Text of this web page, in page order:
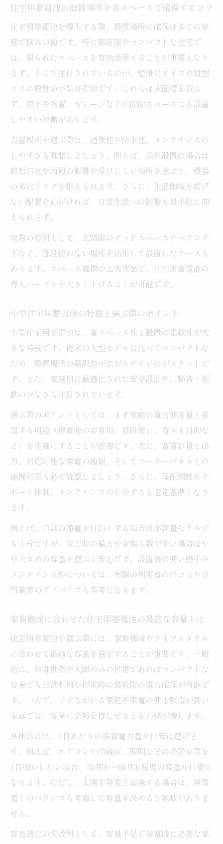
を守る方法
住宅に最適なコンパクト蓄電池活用術
コンパクト住宅用蓄電池の効果的な活用ア
イデア
小型住宅用蓄電池を普段使いするメリット
えを実現
住宅用蓄電池とポータブル型の併用活用の
小型住宅用蓄電池がもたらす日常の安心感
小型住宅用蓄電池で突然の停電にも慌てな
住宅用蓄電池導入で家族の安心を守るポイ
住宅用蓄電池利用で普段使いの安心感を高
小型住宅用蓄電池が実現する快適なライフ
スタイル
住宅用蓄電池で備える災害時の電力確保方
法
ポータブル型住宅用蓄電池の新しい可能性
ポータブル住宅用蓄電池の特徴と活用シー
ン
住宅用蓄電池を持ち運んで使うメリットと
は
住宅用蓄電池とポータブル電源の違いを徹
底解説
ソーラー対応の住宅用蓄電池で自家発電を
ポータブル蓄電池の導入で日常生活がもっ
と便利に
家庭用蓄電池をスマートに導入するポイント
住宅用蓄電池を賢く選ぶための比較ポイン
ト
家庭用蓄電池の導入で得られる節約効果と
住宅用蓄電池の設置費用と導入後の実用性
を解説
住宅用蓄電池の長期利用を見据えた選び方
住宅用蓄電池はどんな家庭におすすめか
住宅空間に調和する蓄電池の設置アイデア
住宅用蓄電池を空間デザインに自然に取り
入れる方法
小型住宅用蓄電池の設置でインテリアを損
なわない工夫
住宅用蓄電池を省スペースで美しく配置す
住宅用蓄電池の設置場所を選ぶ際の注意点
住宅用蓄電池の設置場所を省スペースで確保するコツ
住宅用蓄電池を導入する際、設置場所の確保は多くの家
庭で悩みの種です。特に都市部やコンパクトな住宅で
は、限られたスペースを有効活用することが重要となり
ます。そこで注目されているのが、壁掛けタイプや縦型
スリム設計の小型蓄電池です。これらは床面積を取ら
ず、廊下や物置、ガレージなどの隙間スペースにも設置
しやすい特徴があります。
設置場所を選ぶ際は、通気性や防水性、メンテナンスの
しやすさも確認しましょう。例えば、屋外設置の場合は
直射日光や雨風の影響を受けにくい場所を選ぶと、機器
の劣化リスクを抑えられます。さらに、生活動線を妨げ
ない配置を心がければ、日常生活への影響も最小限に抑
えられます。
実際の事例として、玄関脇のデッドスペースやベランダ
下など、普段使わない場所を活用して設置したケースも
あります。スペース確保の工夫次第で、住宅用蓄電池の
導入ハードルを大きく下げることが可能です。
小型住宅用蓄電池の特徴と選ぶ際のポイント
小型住宅用蓄電池は、省スペース性と設置の柔軟性が大
きな特長です。従来の大型モデルに比べてコンパクトな
ため、設置場所の選択肢が広がりやすいのがメリットで
す。また、家庭用に最適化された安全設計や、騒音・振
動の少なさも注目されています。
選ぶ際のポイントとしては、まず家庭の電力使用量と希
望する用途（停電時の非常用、普段使い、省エネ目的な
ど）を明確にすることが重要です。次に、蓄電容量と出
力、対応可能な家電の種類、そしてソーラーパネルとの
連携可否も必ず確認しましょう。さらに、保証期間やサ
ポート体制、メンテナンスのしやすさも選定基準となり
ます。
例えば、日常の節電を目的とする場合は小容量モデルで
も十分ですが、災害時の備えや家族人数が多い場合はや
や大きめの容量を選ぶと安心です。設置後の使い勝手や
メンテナンス性については、実際の利用者の口コミや専
門業者のアドバイスも参考になります。
家族構成に合わせた住宅用蓄電池の最適な容量とは
住宅用蓄電池を選ぶ際には、家族構成やライフスタイル
に合わせて最適な容量を選定することが重要です。一般
的に、単身世帯や夫婦のみの世帯であればコンパクトな
容量でも日常利用や停電時の最低限の電力確保が可能で
す。一方で、子どもがいる家庭や家電の使用頻度が高い
家庭では、容量に余裕を持たせると安心感が増します。
具体的には、1日あたりの消費電力量を目安に選びま
す。例えば、エアコンや冷蔵庫、照明などの必需家電を
1日動かしたい場合、3kWh〜6kWh程度の容量が目安と
なります。ただし、太陽光発電と連携する場合は、発電
量とのバランスも考慮して容量を決めると無駄がありま
せん。
容量選定の失敗例として、容量不足で停電時に必要な家